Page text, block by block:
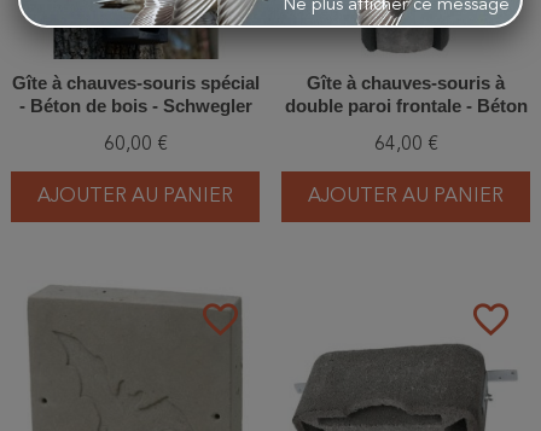
Gîte à chauves-souris spécial
- Béton de bois - Schwegler
60,00 €
AJOUTER AU PANIER
Gîte à chauves-souris à
double paroi frontale - Béton
135/1)
64,00 €
AJOUTER AU PANIER
favorite_border favorite_border
Ne plus afficher ce message